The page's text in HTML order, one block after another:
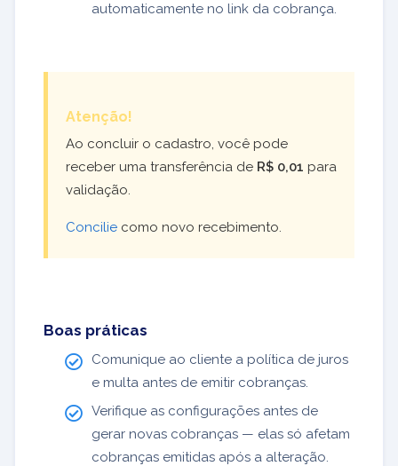
automaticamente no link da cobrança.
Atenção!
Ao concluir o cadastro, você pode
receber uma transferência de R$ 0,01 para
validação.
Concilie como novo recebimento.
Boas práticas
Comunique ao cliente a política de juros
e multa antes de emitir cobranças.
Verifique as configurações antes de
gerar novas cobranças — elas só afetam
cobranças emitidas após a alteração.